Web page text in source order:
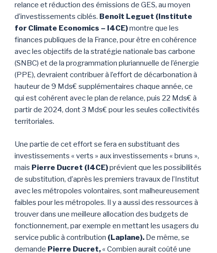
relance et réduction des émissions de GES, au moyen
d’investissements ciblés. Benoît Leguet (Institute
for Climate Economics – I4CE)montre que les
finances publiques de la France, pour être en cohérence
avec les objectifs de la stratégie nationale bas carbone
(SNBC) et de la programmation pluriannuelle de l’énergie
(PPE), devraient contribuer à l’effort de décarbonation à
hauteur de 9 Mds€ supplémentaires chaque année, ce
qui est cohérent avec le plan de relance, puis 22 Mds€ à
partir de 2024, dont 3 Mds€ pour les seules collectivités
territoriales.
Une partie de cet effort se fera en substituant des
investissements « verts » aux investissements « bruns »,
mais Pierre Ducret (I4CE)prévient que les possibilités
de substitution, d’après les premiers travaux de l’Institut
avec les métropoles volontaires, sont malheureusement
faibles pour les métropoles. Il y a aussi des ressources à
trouver dans une meilleure allocation des budgets de
fonctionnement, par exemple en mettant les usagers du
service public à contribution (Laplane). De même, se
demande Pierre Ducret,« Combien aurait coûté une